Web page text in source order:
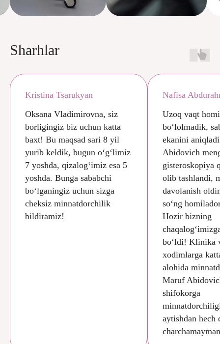
Sharhlar
Kristina Tsarukyan
Oksana Vladimirovna, siz
borligingiz biz uchun katta
baxt! Bu maqsad sari 8 yil
yurib keldik, bugun o‘g‘limiz
7 yoshda, qizalog‘imiz esa 5
yoshda. Bunga sababchi
bo‘lganingiz uchun sizga
cheksiz minnatdorchilik
bildiramiz!
Nafisa
Uzoq vaqt
bo‘lolmadik,
ekanini
Abidovich
gisteroskopiya
olib tashlandi,
davolanish
so‘ng
Hozir bizning
bo‘ldi! Klinika
xodimlarga
alohida
Maruf
shifokorga
aytishdan hech